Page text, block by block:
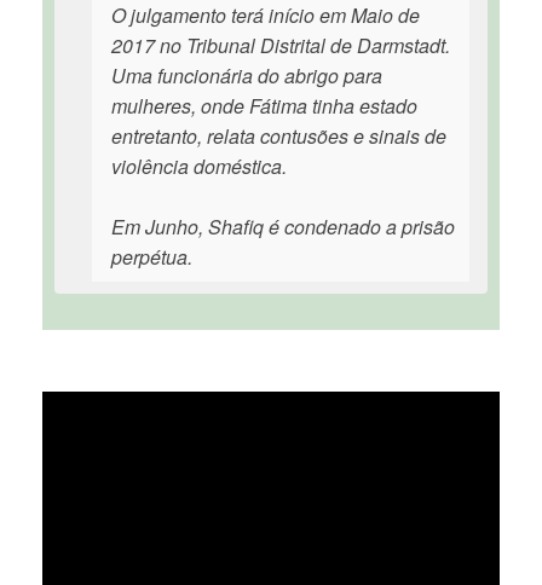
O julgamento terá início em Maio de
2017 no Tribunal Distrital de Darmstadt.
Uma funcionária do abrigo para
mulheres, onde Fátima tinha estado
entretanto, relata contusões e sinais de
violência doméstica.
Em Junho, Shafiq é condenado a prisão
perpétua.